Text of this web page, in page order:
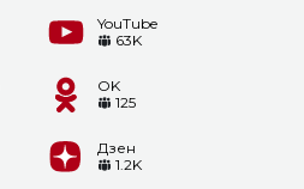
YouTube
63K
OK
125
Дзен
1.2K